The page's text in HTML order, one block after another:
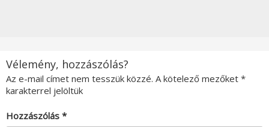
Vélemény, hozzászólás?
Az e-mail címet nem tesszük közzé. A kötelező mezőket *
karakterrel jelöltük
Hozzászólás *